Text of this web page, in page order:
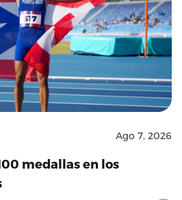
Ago 7, 2026
medallas en los